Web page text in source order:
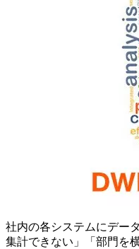
社内の各システムにデー
集計できない」「部門を